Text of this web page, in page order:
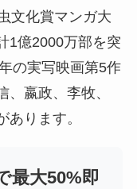
文化賞マンガ大
1億2000万部を突
の実写映画第5作
嬴政、李牧、
ります。
最大50%即